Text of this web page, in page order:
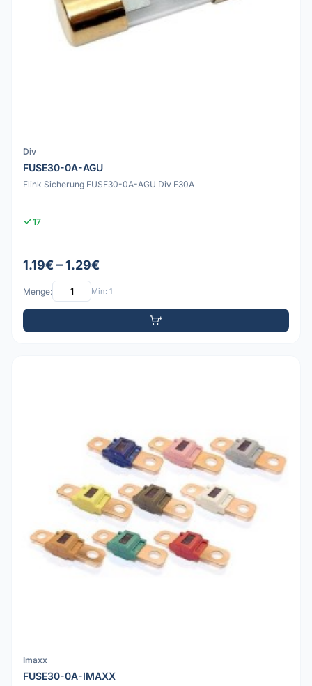
Div
FUSE30-0A-AGU
Flink Sicherung FUSE30-0A-AGU Div F30A
17
1.19€ – 1.29€
Menge: Min: 1
Imaxx
FUSE30-0A-IMAXX